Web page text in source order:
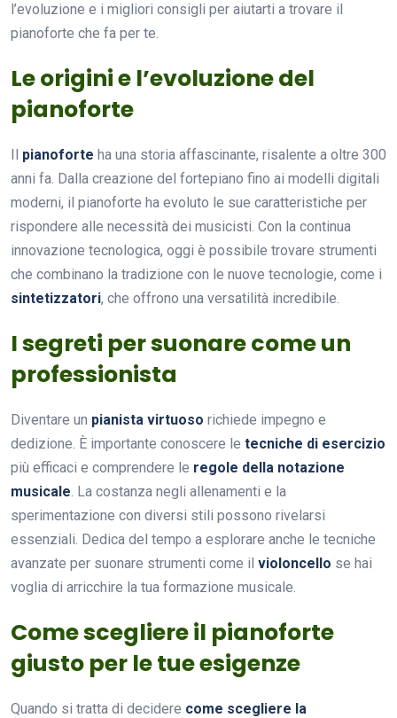
l’evoluzione e i migliori consigli per aiutarti a trovare il
pianoforte che fa per te.
Le origini e l’evoluzione del
pianoforte
Il pianoforte ha una storia affascinante, risalente a oltre 300
anni fa. Dalla creazione del fortepiano fino ai modelli digitali
moderni, il pianoforte ha evoluto le sue caratteristiche per
rispondere alle necessità dei musicisti. Con la continua
innovazione tecnologica, oggi è possibile trovare strumenti
che combinano la tradizione con le nuove tecnologie, come i
sintetizzatori, che offrono una versatilità incredibile.
I segreti per suonare come un
professionista
Diventare un pianista virtuoso richiede impegno e
dedizione. È importante conoscere le tecniche di esercizio
più efficaci e comprendere le regole della notazione
musicale. La costanza negli allenamenti e la
sperimentazione con diversi stili possono rivelarsi
essenziali. Dedica del tempo a esplorare anche le tecniche
avanzate per suonare strumenti come il violoncello se hai
voglia di arricchire la tua formazione musicale.
Come scegliere il pianoforte
giusto per le tue esigenze
Quando si tratta di decidere come scegliere la